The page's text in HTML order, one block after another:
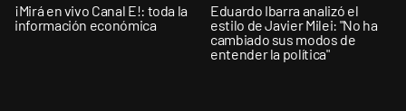
¡Mirá en vivo Canal E!: toda la
información económica
Eduardo Ibarra analizó el
estilo de Javier Milei: "No ha
cambiado sus modos de
entender la política"